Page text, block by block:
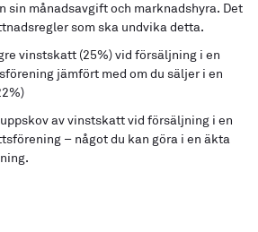
sin månadsavgift och marknadshyra. Det
som ska undvika detta.
vinstskatt (25%) vid försäljning i en
jämfört med om du säljer i en
av vinstskatt vid försäljning i en
– något du kan göra i en äkta